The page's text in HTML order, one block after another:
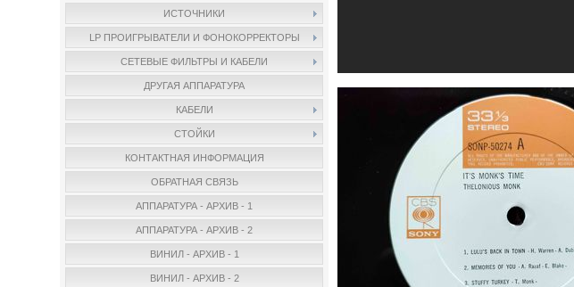
ИСТОЧНИКИ
LP ПРОИГРЫВАТЕЛИ И ФОНОКОРРЕКТОРЫ
СЕТЕВЫЕ ФИЛЬТРЫ И КАБЕЛИ
ДРУГАЯ АППАРАТУРА
КАБЕЛИ
СТОЙКИ
КОНТАКТНАЯ ИНФОРМАЦИЯ
ОБРАТНАЯ СВЯЗЬ
АППАРАТУРА - АРХИВ - 1
АППАРАТУРА - АРХИВ - 2
ВИНИЛ - АРХИВ - 1
ВИНИЛ - АРХИВ - 2